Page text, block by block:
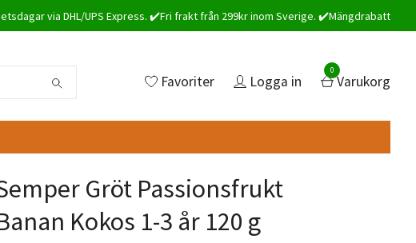
via DHL/UPS Express. ✔️Fri frakt från 299kr inom Sverige. ✔️Mängdrabatt
Favoriter Logga in
0
Varukorg
Gröt Passionsfrukt
Kokos 1-3 år 120 g